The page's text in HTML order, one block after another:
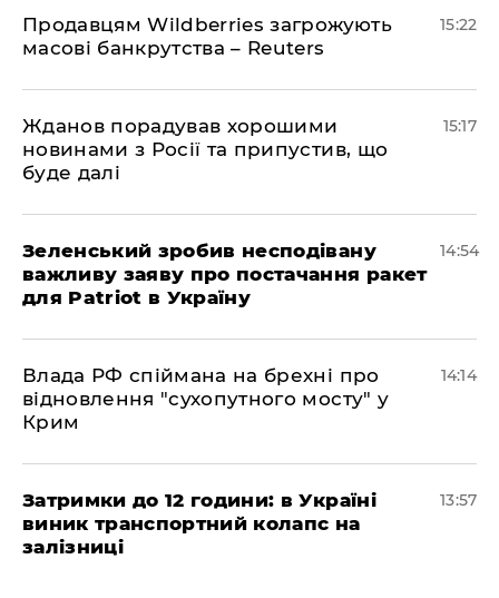
Продавцям Wildberries загрожують
масові банкрутства – Reuters
15:22
Жданов порадував хорошими
новинами з Росії та припустив, що
буде далі
15:17
Зеленський зробив несподівану
важливу заяву про постачання ракет
для Patriot в Україну
14:54
Влада РФ спіймана на брехні про
відновлення "сухопутного мосту" у
Крим
14:14
Затримки до 12 години: в Україні
виник транспортний колапс на
залізниці
13:57